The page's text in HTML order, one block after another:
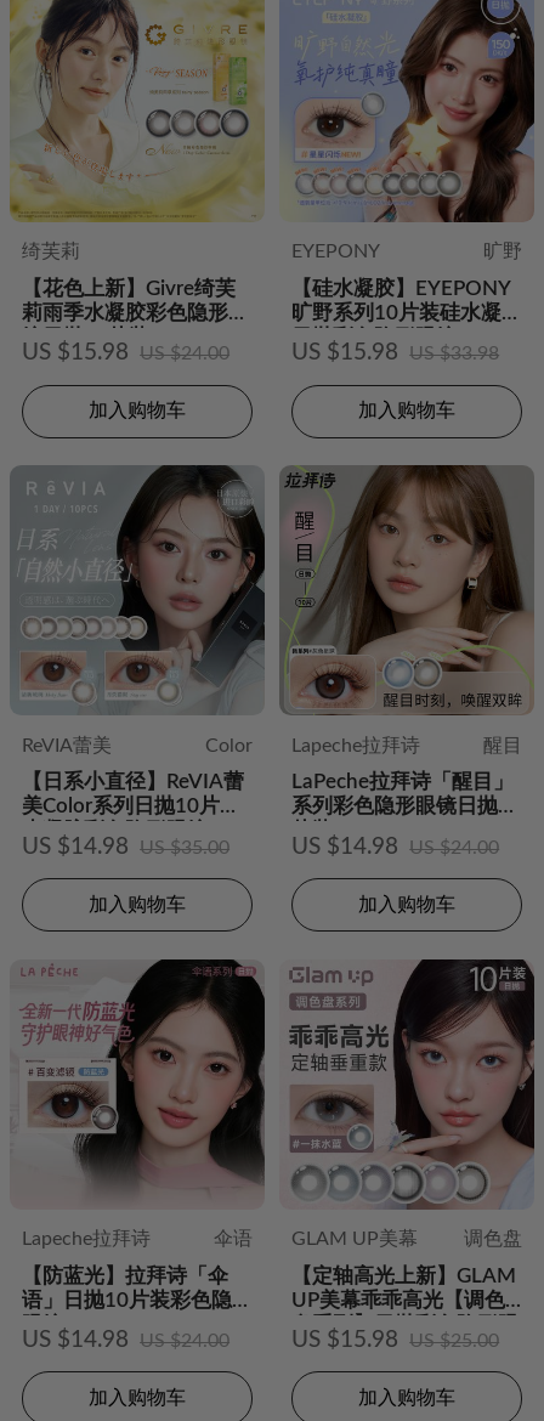
绮芙莉
【花色上新】Givre绮芙
莉雨季水凝胶彩色隐形眼
镜日抛10片装
US $15.98 US $24.00
加入购物车
EYEPONY
旷野
【硅水凝胶】EYEPONY
旷野系列10片装硅水凝胶
日抛彩色隐形眼镜
US $15.98 US $33.98
加入购物车
ReVIA蕾美
Color
【日系小直径】ReVIA蕾
美Color系列日抛10片装
水凝胶彩色隐形眼镜
US $14.98 US $35.00
加入购物车
Lapeche拉拜诗
醒目
LaPeche拉拜诗「醒目」
系列彩色隐形眼镜日抛10
US $14.98 US $24.00
加入购物车
Lapeche拉拜诗
伞语
【防蓝光】拉拜诗「伞
语」日抛10片装彩色隐形
US $14.98 US $24.00
加入购物车
GLAM UP美幕
调色盘
【定轴高光上新】GLAM
UP美幕乖乖高光【调色
盘系列】日抛彩色隐形眼
镜10片装
US $15.98 US $25.00
加入购物车